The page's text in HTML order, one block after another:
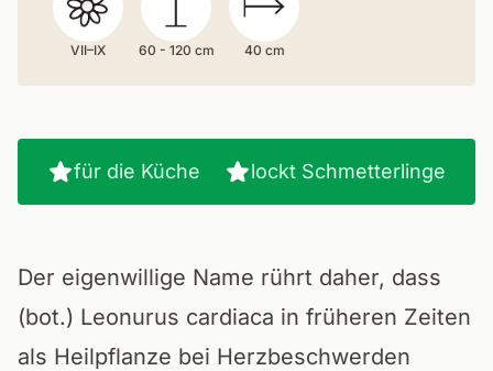
VII–IX 60 - 120 cm 40 cm
für die Küche lockt Schmetterlinge
Der eigenwillige Name rührt daher, dass
(bot.) Leonurus cardiaca in früheren Zeiten
als Heilpflanze bei Herzbeschwerden